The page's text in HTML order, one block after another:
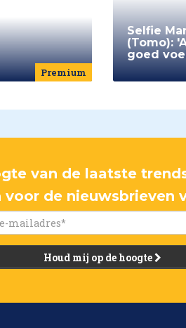
Premium
Selfie
(Tomo):
goed
van de laatste
voor de nieuwsbrieven
Houd mij op de hoogte